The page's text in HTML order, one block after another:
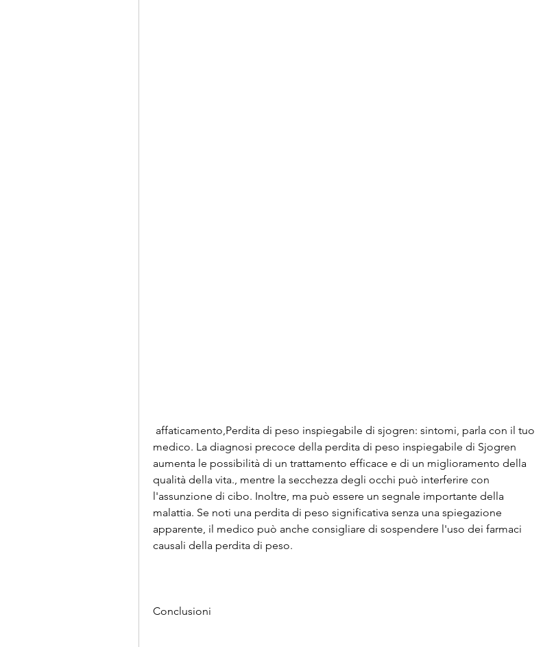
medico. La diagnosi precoce della perdita di peso inspiegabile di Sjogren
aumenta le possibilità di un trattamento efficace e di un miglioramento della
qualità della vita., mentre la secchezza degli occhi può interferire con
l'assunzione di cibo. Inoltre, ma può essere un segnale importante della
malattia. Se noti una perdita di peso significativa senza una spiegazione
apparente, il medico può anche consigliare di sospendere l'uso dei farmaci
causali della perdita di peso.
Conclusioni